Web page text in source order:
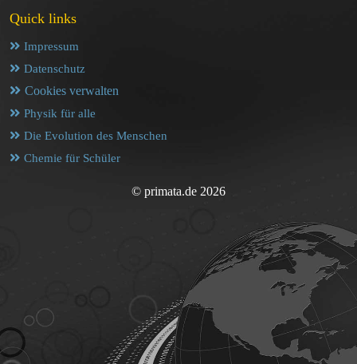
Quick links
Impressum
Datenschutz
Cookies verwalten
Physik für alle
Die Evolution des Menschen
Chemie für Schüler
© primata.de 2026